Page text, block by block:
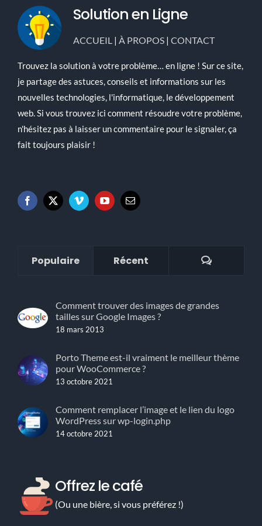
Solution en Ligne
ACCUEIL | À PROPOS | CONTACT
Trouvez la solution à votre problème… en ligne ! Sur ce site,
je partage des astuces, conseils et informations sur les
nouvelles technologies, l'informatique, le développement
web. Si vous trouvez ici comment résoudre votre problème,
n'hésitez pas à laisser un commentaire pour le signaler, ça
fait toujours plaisir !
Populaire Récent
Comment trouver des images de grandes
tailles sur Google Images ?
18 mars 2013
Porto Theme est-il vraiment le meilleur thème
pour WooCommerce ?
13 octobre 2021
Comment remplacer l’image et le lien du logo
WordPress sur wp-login.php
14 octobre 2021
Offrez le café
(Ou une bière, si vous préférez !)